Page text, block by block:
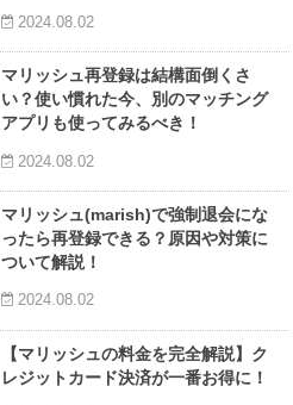
2024.08.02
マリッシュ再登録は結構面倒くさ
い？使い慣れた今、別のマッチング
アプリも使ってみるべき！
2024.08.02
マリッシュ(marish)で強制退会にな
ったら再登録できる？原因や対策に
ついて解説！
2024.08.02
【マリッシュの料金を完全解説】ク
レジットカード決済が一番お得に！